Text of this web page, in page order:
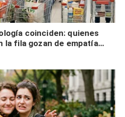
coinciden: quienes
la fila gozan de empatía
solo tienen autocontrol